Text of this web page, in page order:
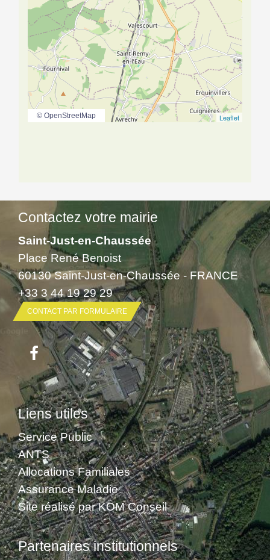
Leaflet
© OpenStreetMap
Contactez votre mairie
Saint-Just-en-Chaussée
Place René Benoist
60130 Saint-Just-en-Chaussée - FRANCE
+33 3 44 19 29 29
CONTACT PAR FORMULAIRE
Liens utiles
Service Public
ANTS
Allocations Familiales
Assurance Maladie
Site réalisé par KOM Conseil
Partenaires institutionnels